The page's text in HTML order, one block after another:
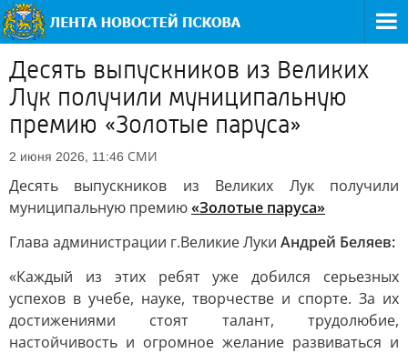
Десять выпускников из Великих
Лук получили муниципальную
премию «Золотые паруса»
2 июня 2026, 11:46 СМИ
Десять выпускников из Великих Лук получили
муниципальную премию«Золотые паруса»
Глава администрации г.Великие Луки Андрей Беляев:
«Каждый из этих ребят уже добился серьезных
успехов в учебе, науке, творчестве и спорте. За их
достижениями стоят талант, трудолюбие,
настойчивость и огромное желание развиваться и